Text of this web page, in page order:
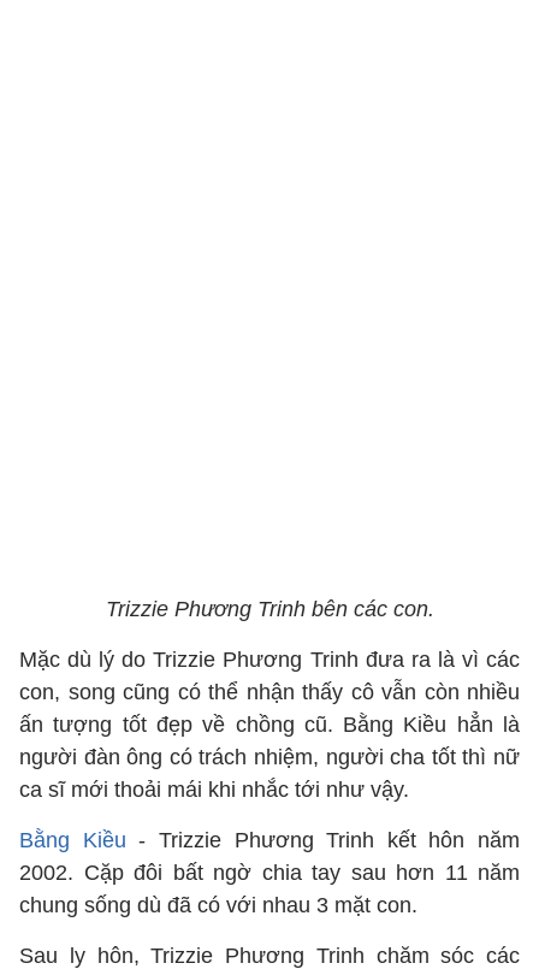
Trizzie Phương Trinh bên các con.
Mặc dù lý do Trizzie Phương Trinh đưa ra là vì các
con, song cũng có thể nhận thấy cô vẫn còn nhiều
ấn tượng tốt đẹp về chồng cũ. Bằng Kiều hẳn là
người đàn ông có trách nhiệm, người cha tốt thì nữ
ca sĩ mới thoải mái khi nhắc tới như vậy.
Bằng Kiều - Trizzie Phương Trinh kết hôn năm
2002. Cặp đôi bất ngờ chia tay sau hơn 11 năm
chung sống dù đã có với nhau 3 mặt con.
Sau ly hôn, Trizzie Phương Trinh chăm sóc các